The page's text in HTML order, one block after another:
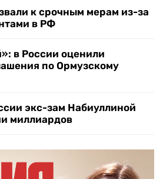
к срочным мерам из-за
в РФ
в России оценили
по Ормузскому
экс-зам Набиуллиной
миллиардов